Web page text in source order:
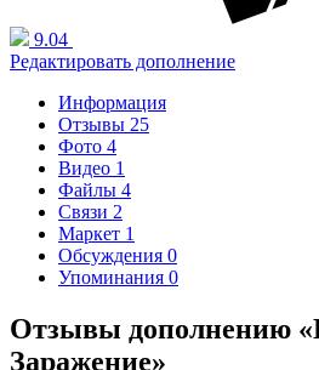
9.04
Редактировать дополнение
Информация
Отзывы 25
Фото 4
Видео 1
Файлы 4
Связи 2
Маркет 1
Обсуждения 0
Упоминания 0
Отзывы дополнению
Заражение»